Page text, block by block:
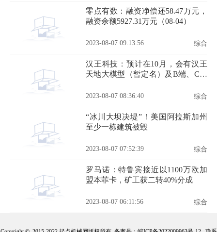
零点有数：融资净偿还58.47万元，
融资余额5927.31万元（08-04）
2023-08-07 09:13:56 综合
汉王科技：预计在10月，会有汉王
天地大模型（暂定名）及B端、C端
2023-08-07 08:36:40 综合
“冰川大坝决堤”！美国阿拉斯加州
至少一栋建筑被毁
2023-08-07 07:52:39 综合
罗马诺：特鲁宾接近以1100万欧加
盟本菲卡，矿工获二转40%分成
2023-08-07 06:11:56 综合